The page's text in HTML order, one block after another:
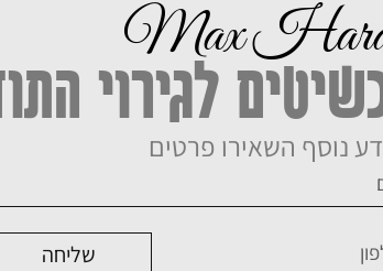
Max
לגירוי
נוסף השאירו פרטים
שליחה